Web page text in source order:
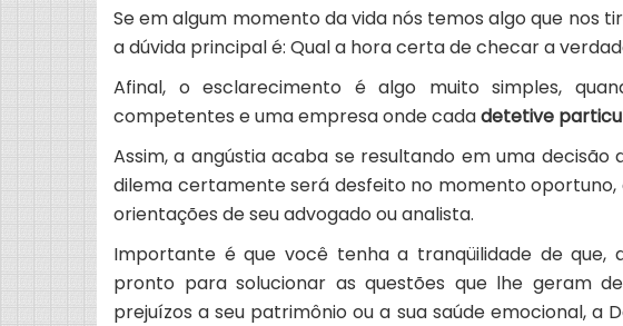
Se em algum momento da vida nós temos algo que nos
a dúvida principal é: Qual a hora certa de checar a
Afinal, o esclarecimento é algo muito simples,
competentes e uma empresa onde cadadetetive
Assim, a angústia acaba se resultando em uma
dilema certamente será desfeito no momento
orientações de seu advogado ou analista.
Importante é que você tenha a tranqüilidade de
pronto para solucionar as questões que lhe geram
prejuízos a seu patrimônio ou a sua saúde emocional, a